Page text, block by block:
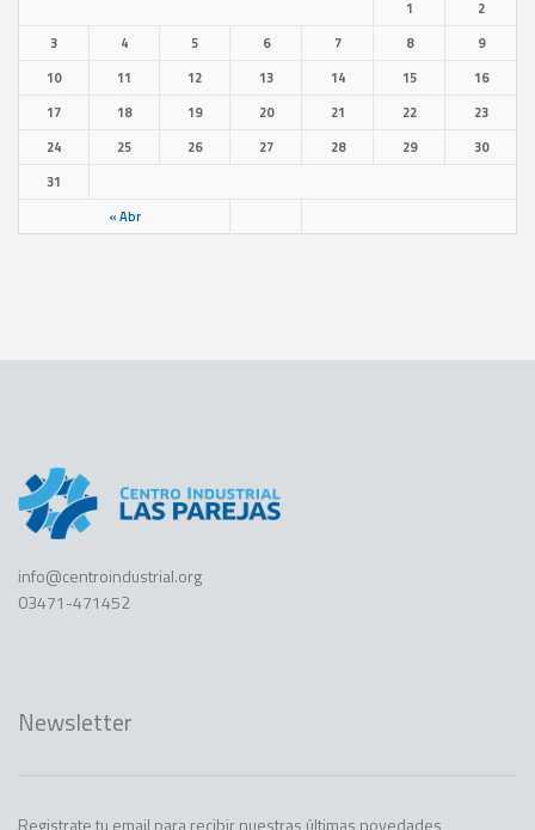
« Abr
1
2
3
4 5 6 7 8
9
10
11 12 13 14 15
16
17
18 19 20 21 22
23
24
25 26 27 28 29
30
31
info@centroindustrial.org
03471-471452
Newsletter
Registrate tu email para recibir nuestras últimas novedades